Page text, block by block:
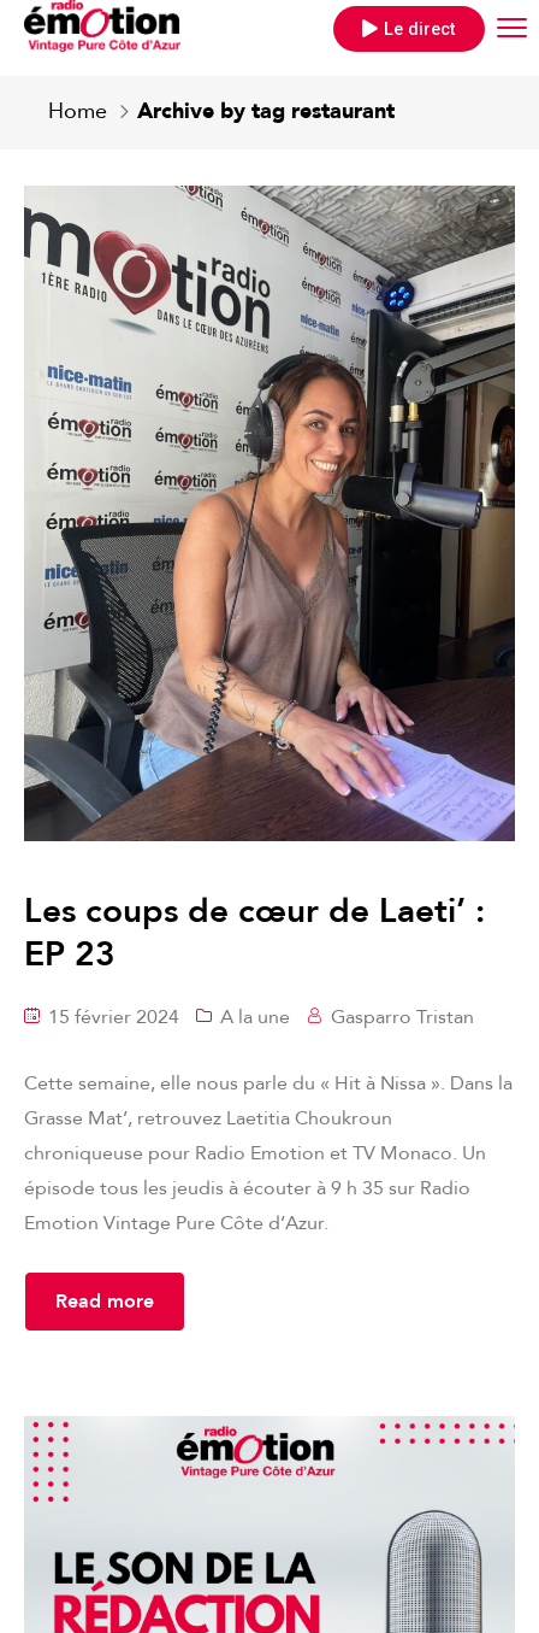
Le direct
Home Archive by tag restaurant
Les coups de cœur de Laeti’ :
EP 23
15 février 2024 A la une Gasparro Tristan
Cette semaine, elle nous parle du « Hit à Nissa ». Dans la
Grasse Mat’, retrouvez Laetitia Choukroun
chroniqueuse pour Radio Emotion et TV Monaco. Un
épisode tous les jeudis à écouter à 9 h 35 sur Radio
Emotion Vintage Pure Côte d’Azur.
Read more